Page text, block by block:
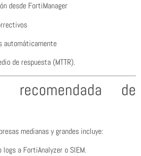
desde FortiManager
automáticamente
de respuesta (MTTR).
recomendada de
medianas y grandes incluye:
a FortiAnalyzer o SIEM.